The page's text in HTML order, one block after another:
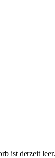
ist derzeit leer.